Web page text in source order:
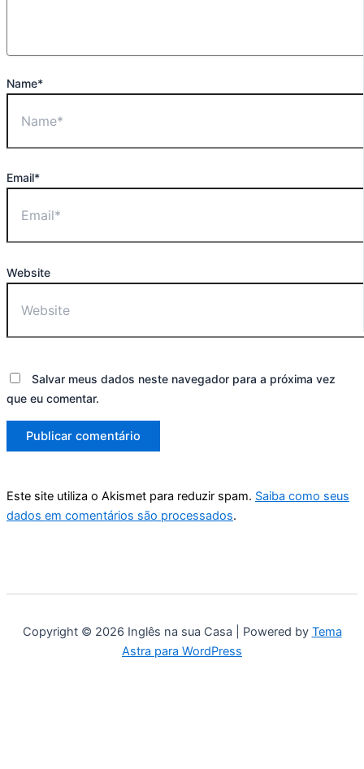
Name*
Email*
Website
Salvar meus dados neste navegador para a próxima vez
que eu comentar.
Este site utiliza o Akismet para reduzir spam. Saiba como seus
dados em comentários são processados.
Copyright © 2026 Inglês na sua Casa | Powered by Tema
Astra para WordPress